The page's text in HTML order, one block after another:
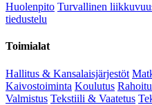
Huolenpito Turvallinen
tiedustelu
Toimialat
Hallitus & Kansalaisjärjestöt
Kaivostoiminta Koulutus
Valmistus Tekstiili & Vaatetus